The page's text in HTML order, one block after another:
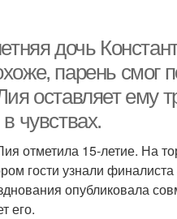
дочь
парень смог
оставляет ему
чувствах.
отметила 15-летие. На
гости узнали
опубликовала
его.